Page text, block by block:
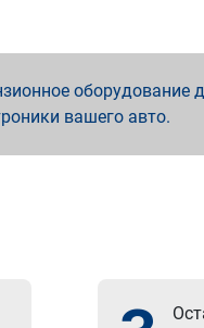
оборудование
вашего авто.